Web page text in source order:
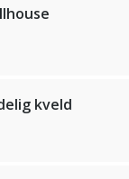
kveld